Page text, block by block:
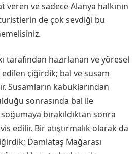
ve sadece Alanya halkının
de çok sevdiği bu
tarafından hazırlanan ve yöresel
çiğirdik; bal ve susam
Susamların kabuklarından
sonrasında bal ile
bırakıldıktan sonra
edilir. Bir atıştırmalık olarak da
Damlataş Mağarası